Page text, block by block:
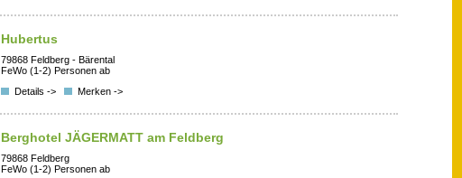
Hubertus
79868 Feldberg - Bärental
FeWo (1-2) Personen ab
Details ->
Merken ->
Berghotel JÄGERMATT am Feldberg
79868 Feldberg
FeWo (1-2) Personen ab